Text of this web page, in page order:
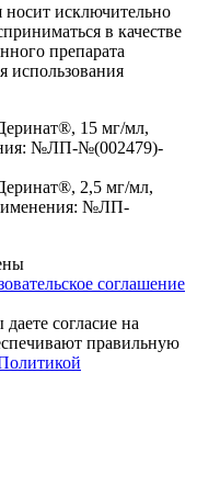
носит исключительно
в качестве
препарата
использования
15 мг/мл,
№ЛП-№(002479)-
2,5 мг/мл,
№ЛП-
соглашение
согласие на
правильную